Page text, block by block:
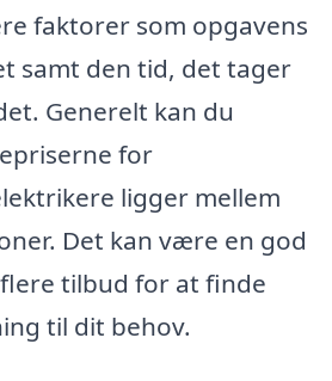
faktorer som opgavens
samt den tid, det tager
Generelt kan du
for
ligger mellem
Det kan være en god
tilbud for at finde
til dit behov.